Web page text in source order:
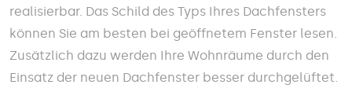
realisierbar. Das Schild des Typs Ihres Dachfensters
können Sie am besten bei geöffnetem Fenster lesen.
Zusätzlich dazu werden Ihre Wohnräume durch den
Einsatz der neuen Dachfenster besser durchgelüftet.